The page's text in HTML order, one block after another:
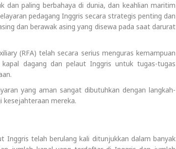
dan paling berbahaya di dunia, dan keahlian maritim
pedagang Inggris secara strategis penting dan
dan berawak asing yang disewa pada saat darurat
(RFA) telah secara serius menguras kemampuan
dagang dan pelaut Inggris untuk tugas-tugas
yang aman sangat dibutuhkan dengan langkah-
kesejahteraan mereka.
Inggris telah berulang kali ditunjukkan dalam banyak